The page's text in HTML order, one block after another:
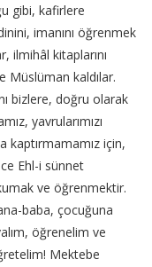
gibi, kafirlere
imanını öğrenmek
ilmihâl kitaplarını
Müslüman kaldılar.
bizlere, doğru olarak
yavrularımızı
kaptırmamamız için,
Ehl-i sünnet
ve öğrenmektir.
baba, çocuğuna
öğrenelim ve
Mektebe